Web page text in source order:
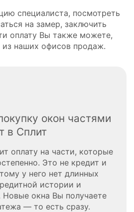
специалиста, посмотреть
на замер, заключить
оплату Вы также можете,
наших офисов продаж.
окон частями
в Сплит
оплату на части, которые
Это не кредит и
у него нет длинных
истории и
окна Вы получаете
— то есть сразу.